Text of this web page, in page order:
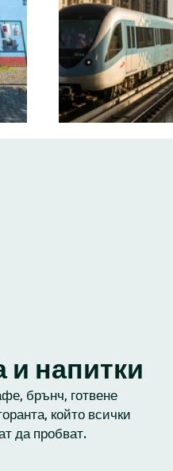
и напитки
брънч, готвене
който всички
да пробват.